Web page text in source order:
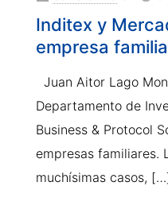
Inditex y
empresa
Juan Aitor Lago
Departamento de
Business & Protocol
empresas familiares.
muchísimas casos,